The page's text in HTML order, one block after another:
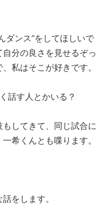
ダンス”をしてほしいで
分の良さを見せるぞっ
私はそこが好きです。
話す人とかいる？
してきて、同じ試合に
希くんとも喋ります。
をします。